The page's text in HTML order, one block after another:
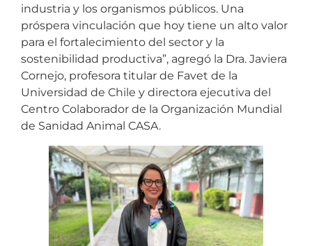
industria y los organismos públicos. Una
próspera vinculación que hoy tiene un alto valor
para el fortalecimiento del sector y la
sostenibilidad productiva”, agregó la Dra. Javiera
Cornejo, profesora titular de Favet de la
Universidad de Chile y directora ejecutiva del
Centro Colaborador de la Organización Mundial
de Sanidad Animal CASA.